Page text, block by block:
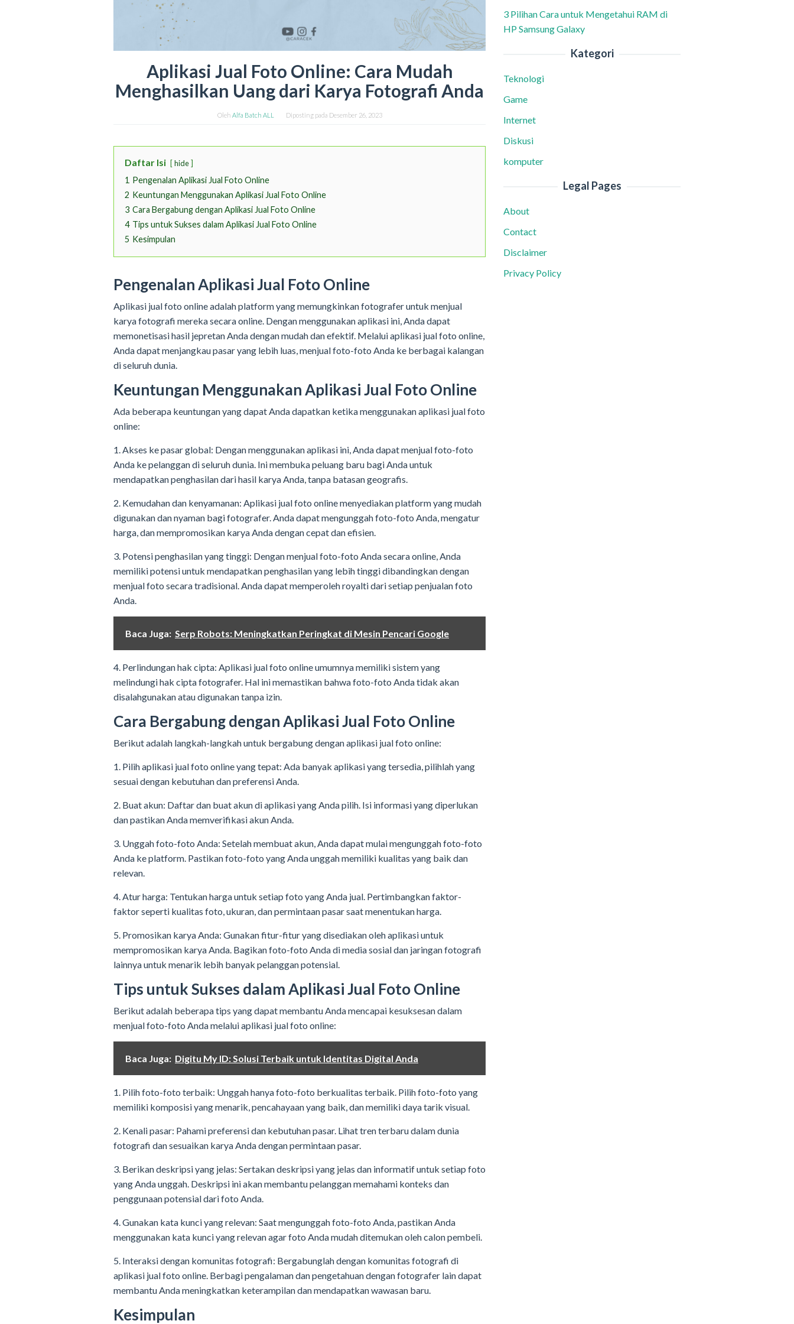
Aplikasi Jual Foto Online: Cara Mudah
Menghasilkan Uang dari Karya Fotografi Anda
Oleh Alfa Batch ALL Diposting pada Desember 26, 2023
Daftar Isi hide
1 Pengenalan Aplikasi Jual Foto Online
2 Keuntungan Menggunakan Aplikasi Jual Foto Online
3 Cara Bergabung dengan Aplikasi Jual Foto Online
4 Tips untuk Sukses dalam Aplikasi Jual Foto Online
5 Kesimpulan
Pengenalan Aplikasi Jual Foto Online
Aplikasi jual foto online adalah platform yang memungkinkan fotografer untuk menjual
karya fotografi mereka secara online. Dengan menggunakan aplikasi ini, Anda dapat
memonetisasi hasil jepretan Anda dengan mudah dan efektif. Melalui aplikasi jual foto online,
Anda dapat menjangkau pasar yang lebih luas, menjual foto-foto Anda ke berbagai kalangan
di seluruh dunia.
Keuntungan Menggunakan Aplikasi Jual Foto Online
Ada beberapa keuntungan yang dapat Anda dapatkan ketika menggunakan aplikasi jual foto
online:
1. Akses ke pasar global: Dengan menggunakan aplikasi ini, Anda dapat menjual foto-foto
Anda ke pelanggan di seluruh dunia. Ini membuka peluang baru bagi Anda untuk
mendapatkan penghasilan dari hasil karya Anda, tanpa batasan geografis.
2. Kemudahan dan kenyamanan: Aplikasi jual foto online menyediakan platform yang mudah
digunakan dan nyaman bagi fotografer. Anda dapat mengunggah foto-foto Anda, mengatur
harga, dan mempromosikan karya Anda dengan cepat dan efisien.
3. Potensi penghasilan yang tinggi: Dengan menjual foto-foto Anda secara online, Anda
memiliki potensi untuk mendapatkan penghasilan yang lebih tinggi dibandingkan dengan
menjual foto secara tradisional. Anda dapat memperoleh royalti dari setiap penjualan foto
Anda.
Baca Juga: Serp Robots: Meningkatkan Peringkat di Mesin Pencari Google
4. Perlindungan hak cipta: Aplikasi jual foto online umumnya memiliki sistem yang
melindungi hak cipta fotografer. Hal ini memastikan bahwa foto-foto Anda tidak akan
disalahgunakan atau digunakan tanpa izin.
Cara Bergabung dengan Aplikasi Jual Foto Online
Berikut adalah langkah-langkah untuk bergabung dengan aplikasi jual foto online:
1. Pilih aplikasi jual foto online yang tepat: Ada banyak aplikasi yang tersedia, pilihlah yang
sesuai dengan kebutuhan dan preferensi Anda.
2. Buat akun: Daftar dan buat akun di aplikasi yang Anda pilih. Isi informasi yang diperlukan
dan pastikan Anda memverifikasi akun Anda.
3. Unggah foto-foto Anda: Setelah membuat akun, Anda dapat mulai mengunggah foto-foto
Anda ke platform. Pastikan foto-foto yang Anda unggah memiliki kualitas yang baik dan
relevan.
4. Atur harga: Tentukan harga untuk setiap foto yang Anda jual. Pertimbangkan faktor-
faktor seperti kualitas foto, ukuran, dan permintaan pasar saat menentukan harga.
5. Promosikan karya Anda: Gunakan fitur-fitur yang disediakan oleh aplikasi untuk
mempromosikan karya Anda. Bagikan foto-foto Anda di media sosial dan jaringan fotografi
lainnya untuk menarik lebih banyak pelanggan potensial.
Tips untuk Sukses dalam Aplikasi Jual Foto Online
Berikut adalah beberapa tips yang dapat membantu Anda mencapai kesuksesan dalam
menjual foto-foto Anda melalui aplikasi jual foto online:
Baca Juga: Digitu My ID: Solusi Terbaik untuk Identitas Digital Anda
1. Pilih foto-foto terbaik: Unggah hanya foto-foto berkualitas terbaik. Pilih foto-foto yang
memiliki komposisi yang menarik, pencahayaan yang baik, dan memiliki daya tarik visual.
2. Kenali pasar: Pahami preferensi dan kebutuhan pasar. Lihat tren terbaru dalam dunia
fotografi dan sesuaikan karya Anda dengan permintaan pasar.
3. Berikan deskripsi yang jelas: Sertakan deskripsi yang jelas dan informatif untuk setiap foto
yang Anda unggah. Deskripsi ini akan membantu pelanggan memahami konteks dan
penggunaan potensial dari foto Anda.
4. Gunakan kata kunci yang relevan: Saat mengunggah foto-foto Anda, pastikan Anda
menggunakan kata kunci yang relevan agar foto Anda mudah ditemukan oleh calon pembeli.
5. Interaksi dengan komunitas fotografi: Bergabunglah dengan komunitas fotografi di
aplikasi jual foto online. Berbagi pengalaman dan pengetahuan dengan fotografer lain dapat
membantu Anda meningkatkan keterampilan dan mendapatkan wawasan baru.
Kesimpulan
3 Pilihan Cara untuk Mengetahui RAM di
HP Samsung Galaxy
Kategori
Teknologi
Game
Internet
Diskusi
komputer
Legal Pages
About
Contact
Disclaimer
Privacy Policy